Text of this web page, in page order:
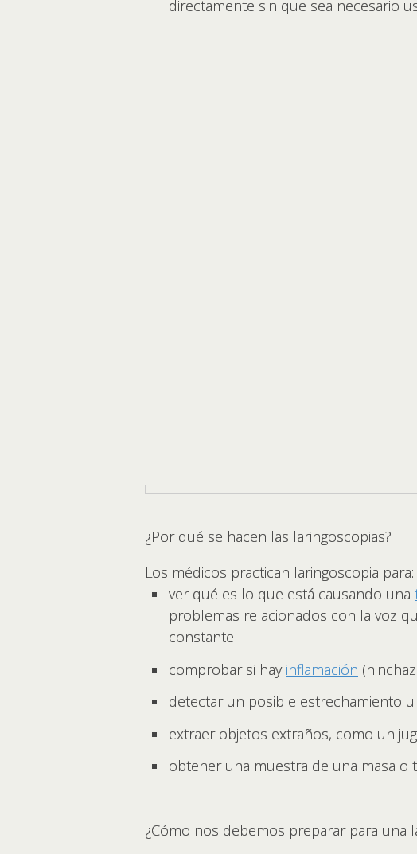
directamente sin que sea necesario
¿Por qué se hacen las laringoscopias?
Los médicos practican laringoscopia para:
ver qué es lo que está causando una
problemas relacionados con la voz
constante
comprobar si hay inflamación
detectar un posible estrechamiento
extraer objetos extraños, como un
obtener una muestra de una masa o
¿Cómo nos debemos preparar para una